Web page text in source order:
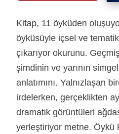
Kitap, 11 öyküden
öyküsüyle içsel ve
çıkarıyor okurunu.
şimdinin ve yarının
anlatımını. Yalnızlaşan
irdelerken, gerçeklikten
dramatik görüntüleri
yerleştiriyor metne. Öykü